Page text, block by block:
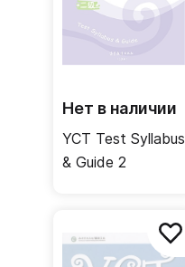
Нет в наличии
YCT Test Syllabus
& Guide 2